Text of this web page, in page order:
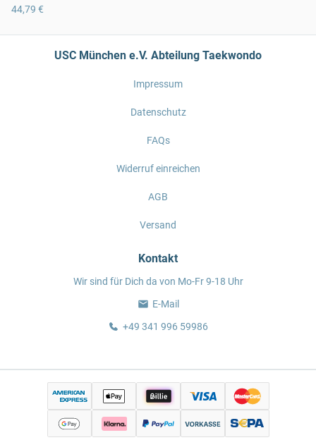
44,79 €
USC München e.V. Abteilung Taekwondo
Impressum
Datenschutz
FAQs
Widerruf einreichen
AGB
Versand
Kontakt
Wir sind für Dich da von Mo-Fr 9-18 Uhr
E-Mail
+49 341 996 59986